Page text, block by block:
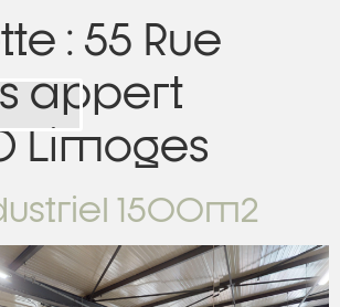
: 55 Rue
appert
Limoges
1500m2